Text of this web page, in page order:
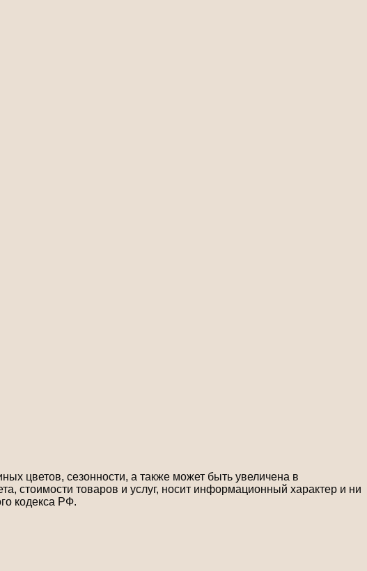
цветов, сезонности, а также может быть увеличена в
стоимости товаров и услуг, носит информационный характер и ни
кодекса РФ.